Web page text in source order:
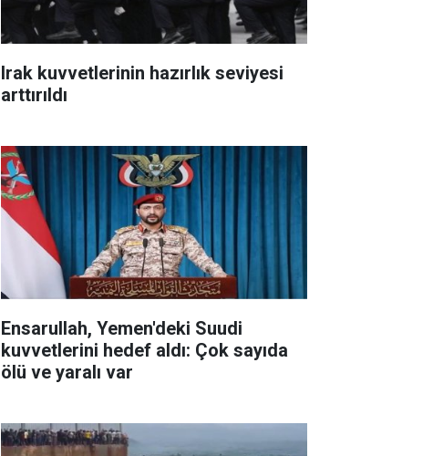
Irak kuvvetlerinin hazırlık seviyesi
arttırıldı
Ensarullah, Yemen'deki Suudi
kuvvetlerini hedef aldı: Çok sayıda
ölü ve yaralı var